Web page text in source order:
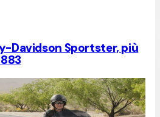
Davidson Sportster, più